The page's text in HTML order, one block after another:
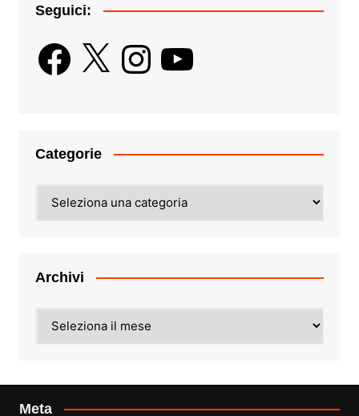
Seguici:
Facebook
X InstagramYouTube
Categorie
Archivi
Meta